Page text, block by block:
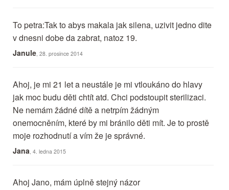
To petra:Tak to abys makala jak silena, uzivit jedno dite
v dnesni dobe da zabrat, natoz 19.
Janule , 28. prosince 2014
Ahoj, je mi 21 let a neustále je mi vtloukáno do hlavy
jak moc budu děti chtít atd. Chci podstoupit sterilizaci.
Ne nemám žádné dítě a netrpím žádným
onemocněním, které by mi bránilo děti mít. Je to prostě
moje rozhodnutí a vím že je správné.
Jana , 4. ledna 2015
Ahoj Jano, mám úplně stejný názor